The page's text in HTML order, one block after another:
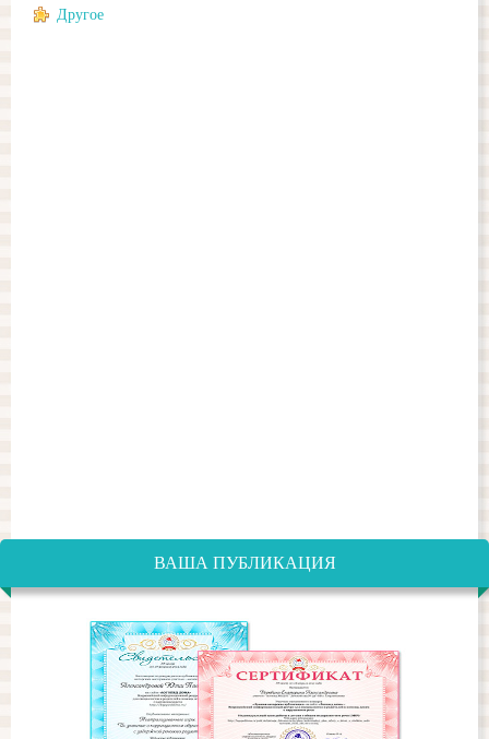
Другое
ВАША ПУБЛИКАЦИЯ